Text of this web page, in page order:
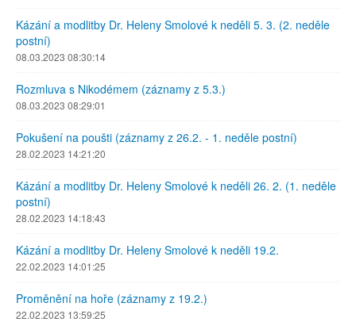
Kázání a modlitby Dr. Heleny Smolové k neděli 5. 3. (2. neděle
postní)
08.03.2023 08:30:14
Rozmluva s Nikodémem (záznamy z 5.3.)
08.03.2023 08:29:01
Pokušení na poušti (záznamy z 26.2. - 1. neděle postní)
28.02.2023 14:21:20
Kázání a modlitby Dr. Heleny Smolové k neděli 26. 2. (1. neděle
postní)
28.02.2023 14:18:43
Kázání a modlitby Dr. Heleny Smolové k neděli 19.2.
22.02.2023 14:01:25
Proměnění na hoře (záznamy z 19.2.)
22.02.2023 13:59:25